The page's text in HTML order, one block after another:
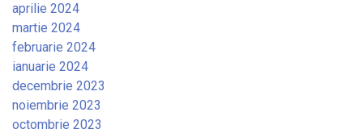
aprilie 2024
martie 2024
februarie 2024
ianuarie 2024
decembrie 2023
noiembrie 2023
octombrie 2023